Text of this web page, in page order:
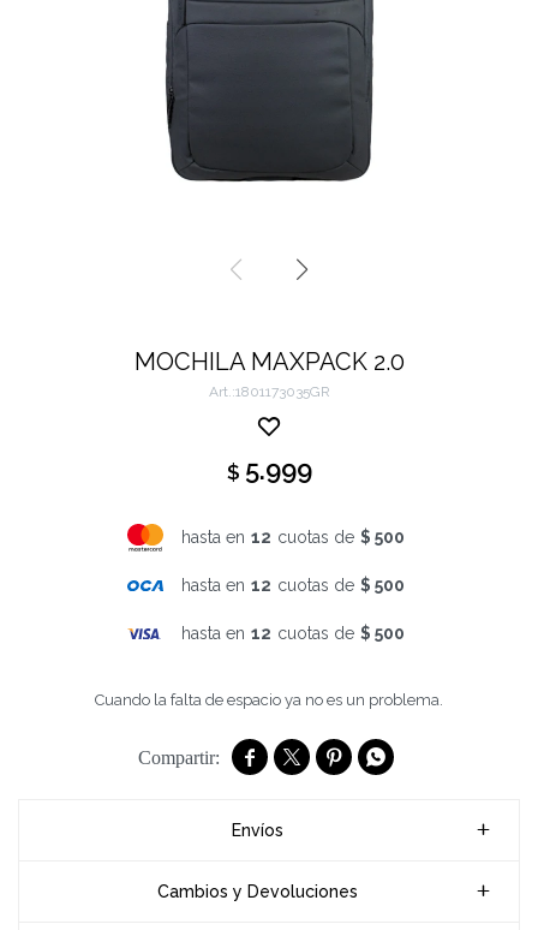
MOCHILA MAXPACK 2.0
1801173035GR
$ 5.999
hasta en 12 cuotas de $ 500
hasta en 12 cuotas de $ 500
hasta en 12 cuotas de $ 500
Cuando la falta de espacio ya no es un problema.
   
Envíos
Cambios y Devoluciones